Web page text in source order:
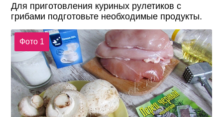
Для приготовления куриных рулетиков с
грибами подготовьте необходимые продукты.
Фото 1